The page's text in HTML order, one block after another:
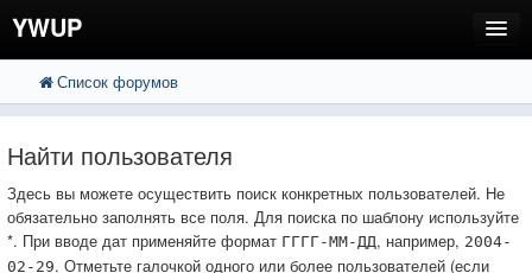
YWUP
FAQ
Вход
Список форумов
Найти пользователя
Здесь вы можете осуществить поиск конкретных пользователей. Не
обязательно заполнять все поля. Для поиска по шаблону используйте
*. При вводе дат применяйте формат ГГГГ-ММ-ДД, например, 2004-
02-29. Отметьте галочкой одного или более пользователей (если